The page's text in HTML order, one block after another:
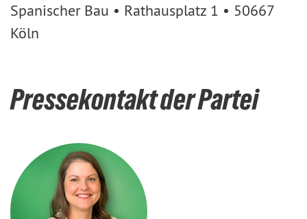
Spanischer Bau • Rathausplatz 1 • 50667
Köln
Pressekontakt der Partei